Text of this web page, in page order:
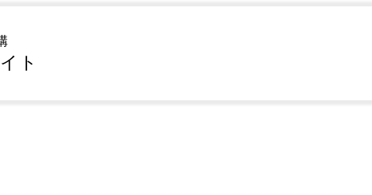
トらみたムンプス難